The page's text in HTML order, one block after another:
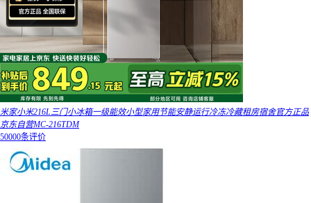
米家小米216L三门小冰箱一级能效小型家用节能安静运行冷冻冷藏租房宿舍官方正品
京东自营MC-216TDM
50000条评价